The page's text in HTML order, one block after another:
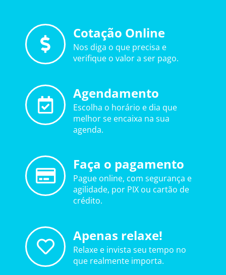
Cotação Online
Nos diga o que precisa e
verifique o valor a ser pago.
Agendamento
Escolha o horário e dia que
melhor se encaixa na sua
agenda.
Faça o pagamento
Pague online, com segurança e
agilidade, por PIX ou cartão de
crédito.
Apenas relaxe!
Relaxe e invista seu tempo no
que realmente importa.